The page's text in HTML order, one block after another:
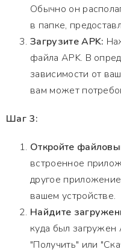
Обычно он
в папке,
Загрузите APK:
файла APK. В
зависимости от
вам может
Шаг 3:
Откройте
встроенное
другое
вашем устройстве.
Найдите
куда был загружен
"Получить" или